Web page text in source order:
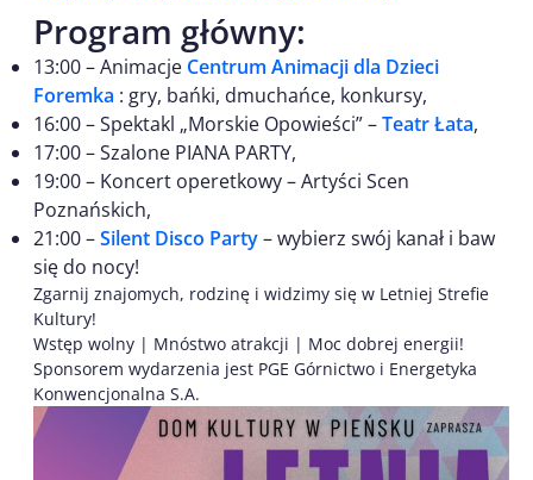
Program główny:
13:00 – Animacje Centrum Animacji dla Dzieci
Foremka : gry, bańki, dmuchańce, konkursy,
16:00 – Spektakl „Morskie Opowieści” –Teatr Łata,
17:00 – Szalone PIANA PARTY,
19:00 – Koncert operetkowy – Artyści Scen
Poznańskich,
21:00 –Silent Disco Party– wybierz swój kanał i baw
się do nocy!
Zgarnij znajomych, rodzinę i widzimy się w Letniej Strefie
Kultury!
Wstęp wolny | Mnóstwo atrakcji | Moc dobrej energii!
Sponsorem wydarzenia jest PGE Górnictwo i Energetyka
Konwencjonalna S.A.